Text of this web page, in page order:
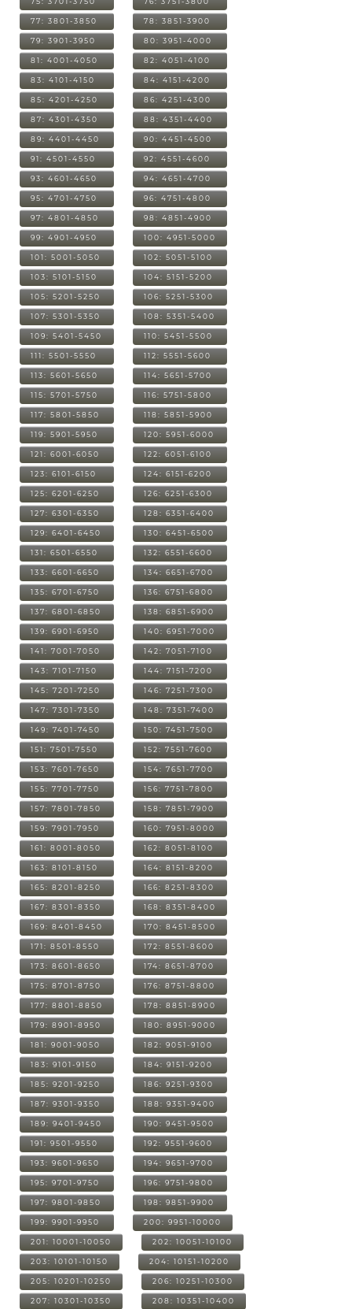
77: 3801-3850 78: 3851-3900
79: 3901-3950 80: 3951-4000
81: 4001-4050 82: 4051-4100
83: 4101-4150 84: 4151-4200
85: 4201-4250 86: 4251-4300
87: 4301-4350 88: 4351-4400
89: 4401-4450 90: 4451-4500
91: 4501-4550 92: 4551-4600
93: 4601-4650 94: 4651-4700
95: 4701-4750 96: 4751-4800
97: 4801-4850 98: 4851-4900
99: 4901-4950 100: 4951-5000
101: 5001-5050 102: 5051-5100
103: 5101-5150 104: 5151-5200
105: 5201-5250 106: 5251-5300
107: 5301-5350 108: 5351-5400
109: 5401-5450 110: 5451-5500
111: 5501-5550 112: 5551-5600
113: 5601-5650 114: 5651-5700
115: 5701-5750 116: 5751-5800
117: 5801-5850 118: 5851-5900
119: 5901-5950 120: 5951-6000
121: 6001-6050 122: 6051-6100
123: 6101-6150 124: 6151-6200
125: 6201-6250 126: 6251-6300
127: 6301-6350 128: 6351-6400
129: 6401-6450 130: 6451-6500
131: 6501-6550 132: 6551-6600
133: 6601-6650 134: 6651-6700
135: 6701-6750 136: 6751-6800
137: 6801-6850 138: 6851-6900
139: 6901-6950 140: 6951-7000
141: 7001-7050 142: 7051-7100
143: 7101-7150 144: 7151-7200
145: 7201-7250 146: 7251-7300
147: 7301-7350 148: 7351-7400
149: 7401-7450 150: 7451-7500
151: 7501-7550 152: 7551-7600
153: 7601-7650 154: 7651-7700
155: 7701-7750 156: 7751-7800
157: 7801-7850 158: 7851-7900
159: 7901-7950 160: 7951-8000
161: 8001-8050 162: 8051-8100
163: 8101-8150 164: 8151-8200
165: 8201-8250 166: 8251-8300
167: 8301-8350 168: 8351-8400
169: 8401-8450 170: 8451-8500
171: 8501-8550 172: 8551-8600
173: 8601-8650 174: 8651-8700
175: 8701-8750 176: 8751-8800
177: 8801-8850 178: 8851-8900
179: 8901-8950 180: 8951-9000
181: 9001-9050 182: 9051-9100
183: 9101-9150 184: 9151-9200
185: 9201-9250 186: 9251-9300
187: 9301-9350 188: 9351-9400
189: 9401-9450 190: 9451-9500
191: 9501-9550 192: 9551-9600
193: 9601-9650 194: 9651-9700
195: 9701-9750 196: 9751-9800
197: 9801-9850 198: 9851-9900
199: 9901-9950 200: 9951-10000
201: 10001-10050 202: 10051-10100
203: 10101-10150 204: 10151-10200
205: 10201-10250 206: 10251-10300
207: 10301-10350 208: 10351-10400